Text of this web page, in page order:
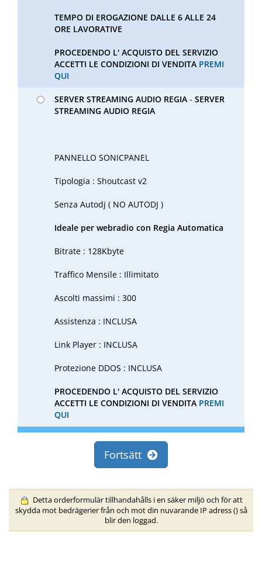
TEMPO DI EROGAZIONE DALLE 6 ALLE 24
ORE LAVORATIVE
PROCEDENDO L' ACQUISTO DEL SERVIZIO
ACCETTI LE CONDIZIONI DI VENDITA PREMI
QUI
SERVER STREAMING AUDIO REGIA - SERVER
STREAMING AUDIO REGIA
PANNELLO SONICPANEL
Tipologia : Shoutcast v2
Senza Autodj ( NO AUTODJ )
Ideale per webradio con Regia Automatica
Bitrate : 128Kbyte
Traffico Mensile : Illimitato
Ascolti massimi : 300
Assistenza : INCLUSA
Link Player : INCLUSA
Protezione DDOS : INCLUSA
PROCEDENDO L' ACQUISTO DEL SERVIZIO
ACCETTI LE CONDIZIONI DI VENDITA PREMI
QUI
Fortsätt
Detta orderformulär tillhandahålls i en säker miljö och för att
skydda mot bedrägerier från och mot din nuvarande IP adress () så
blir den loggad.